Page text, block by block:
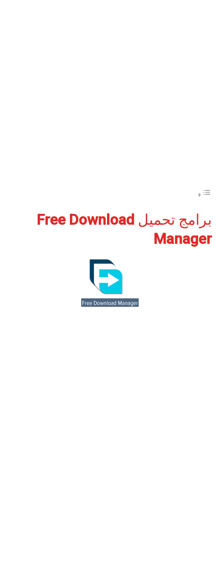
برامج تحميل Free Download
Manager